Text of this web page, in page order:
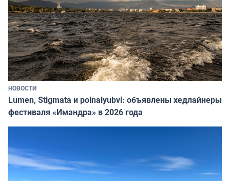
НОВОСТИ
Lumen, Stigmata и polnalyubvi: объявлены хедлайнеры
фестиваля «Имандра» в 2026 года